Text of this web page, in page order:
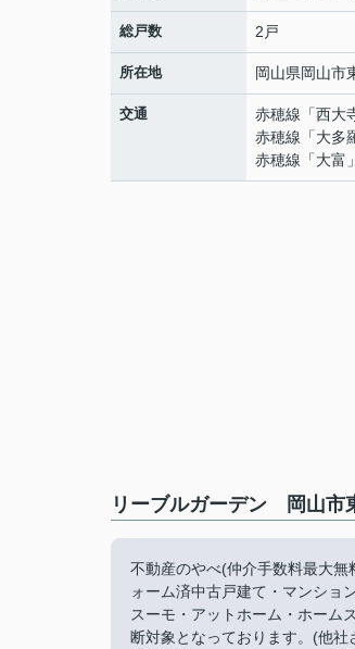
総戸数 2戸
所在地 岡山県岡山市
交通 赤穂線 「西大
赤穂線 「大多
赤穂線 「大富
リーブルガーデン 岡山市
不動産のやべ(仲介手数料最大
ォーム済中古戸建て・マンショ
スーモ・アットホーム・ホーム
断対象となっております。(他